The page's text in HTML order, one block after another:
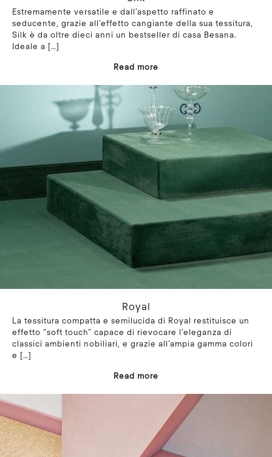
Estremamente versatile e dall’aspetto raffinato e
seducente, grazie all’effetto cangiante della sua tessitura,
Silk è da oltre dieci anni un bestseller di casa Besana.
Ideale a […]
Read more
Royal
La tessitura compatta e semilucida di Royal restituisce un
effetto “soft touch” capace di rievocare l’eleganza di
classici ambienti nobiliari, e grazie all’ampia gamma colori
e […]
Read more